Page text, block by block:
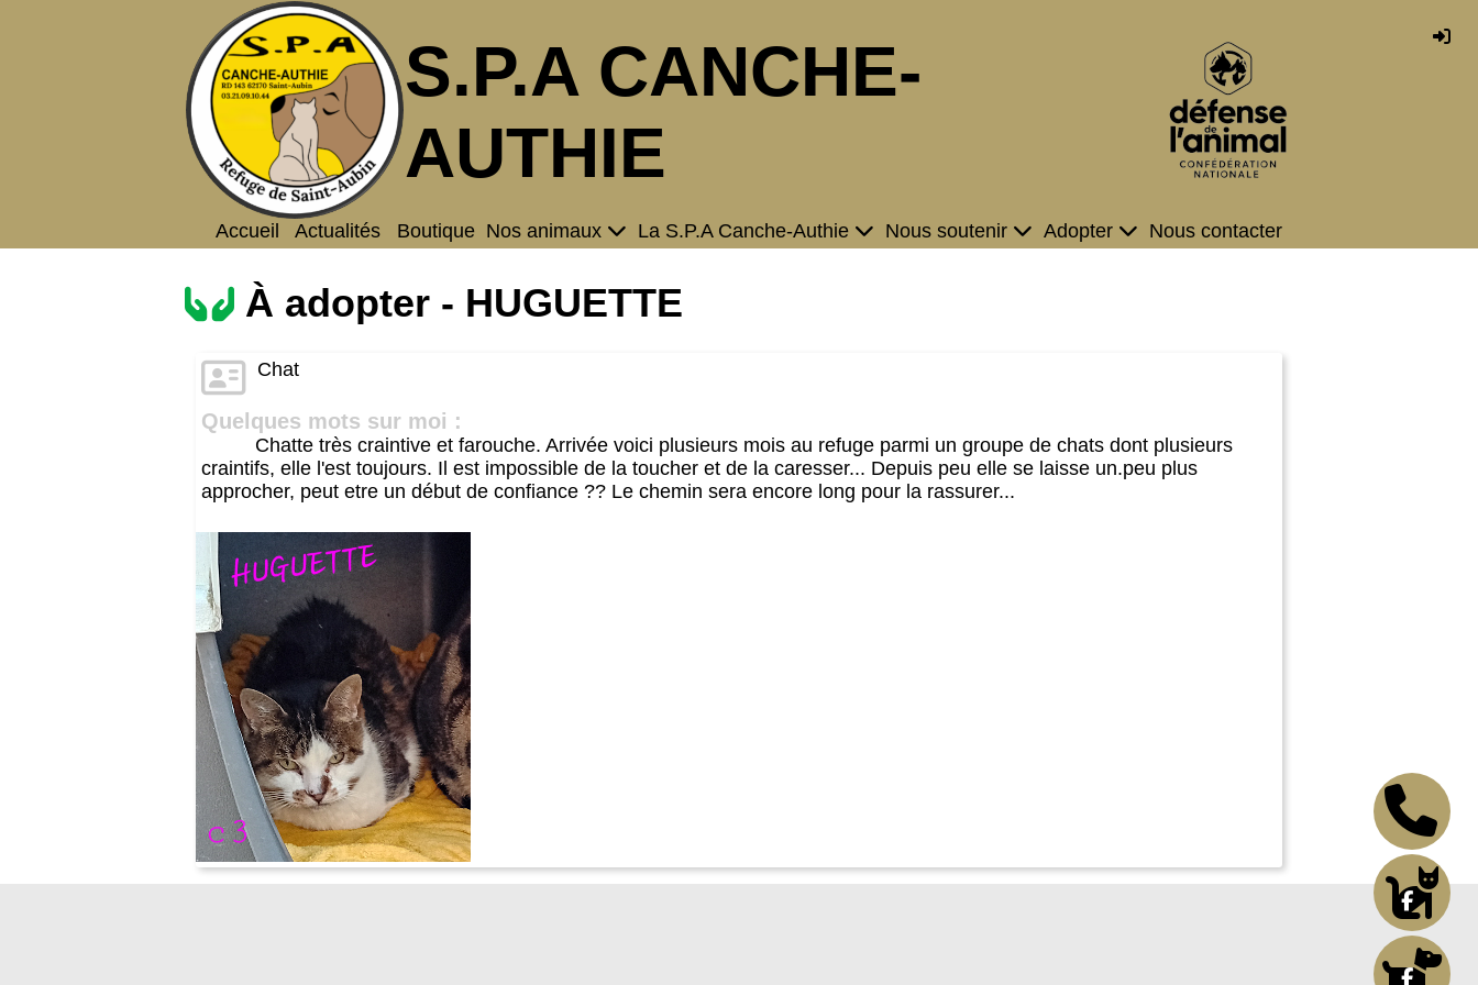
S.P.A CANCHE-
AUTHIE
Accueil Actualités Boutique Nos animaux La S.P.A Canche-Authie Nous soutenir Adopter Nous contacter
À adopter - HUGUETTE
Chat
Quelques mots sur moi :
Chatte très craintive et farouche. Arrivée voici plusieurs mois au refuge parmi un groupe de chats dont plusieurs
craintifs, elle l'est toujours. Il est impossible de la toucher et de la caresser... Depuis peu elle se laisse un.peu plus
approcher, peut etre un début de confiance ?? Le chemin sera encore long pour la rassurer...